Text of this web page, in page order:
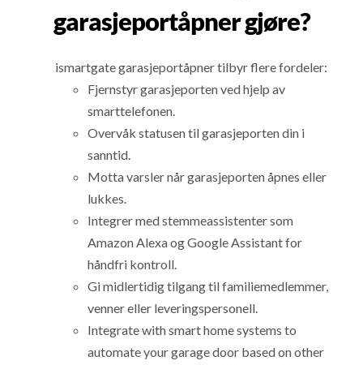
garasjeportåpner gjøre?
ismartgate garasjeportåpner tilbyr flere fordeler:
Fjernstyr garasjeporten ved hjelp av
smarttelefonen.
Overvåk statusen til garasjeporten din i
sanntid.
Motta varsler når garasjeporten åpnes eller
lukkes.
Integrer med stemmeassistenter som
Amazon Alexa og Google Assistant for
håndfri kontroll.
Gi midlertidig tilgang til familiemedlemmer,
venner eller leveringspersonell.
Integrate with smart home systems to
automate your garage door based on other